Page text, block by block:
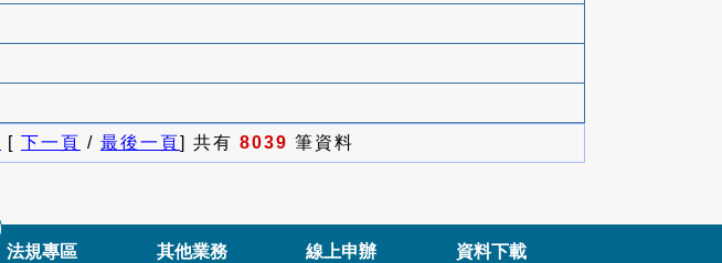
[ 下一頁 / 最後一頁] 共有 8039 筆資料
法規專區 其他業務 線上申辦 資料下載